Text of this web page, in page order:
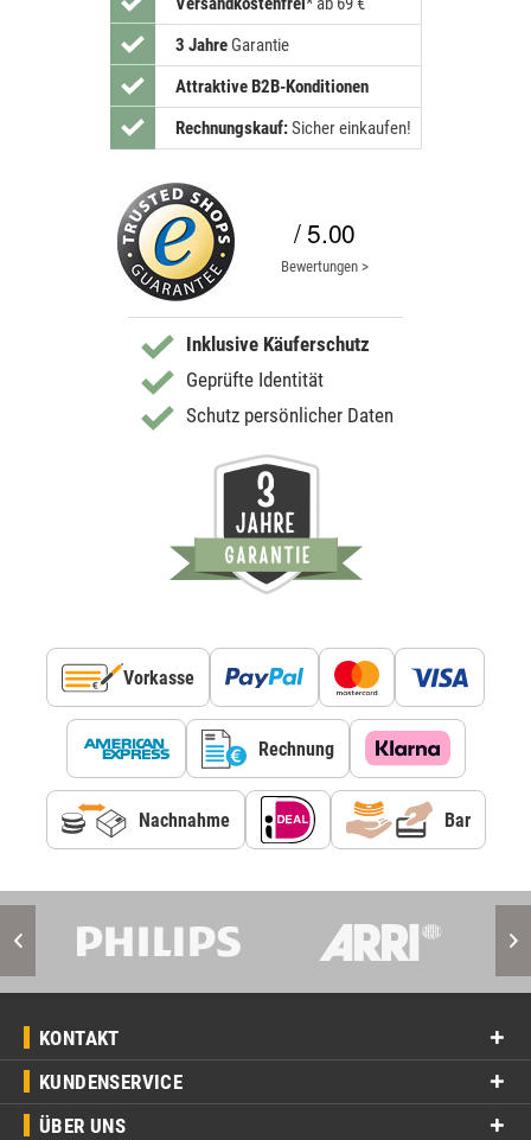
3 JahreGarantie
Attraktive B2B-Konditionen
Rechnungskauf:Sicher einkaufen!
/ 5.00
Bewertungen >
Inklusive Käuferschutz
Geprüfte Identität
Schutz persönlicher Daten
Vorkasse
Rechnung
Nachnahme Bar
KONTAKT
KUNDENSERVICE
ÜBER UNS